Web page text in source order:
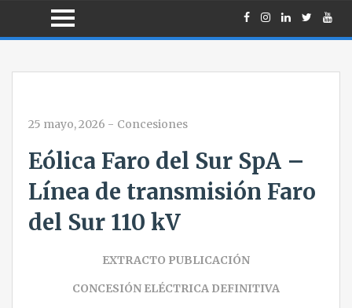
25 mayo, 2026 - Concesiones
Eólica Faro del Sur SpA –
Línea de transmisión Faro
del Sur 110 kV
EXTRACTO PUBLICACIÓN
CONCESIÓN ELÉCTRICA DEFINITIVA